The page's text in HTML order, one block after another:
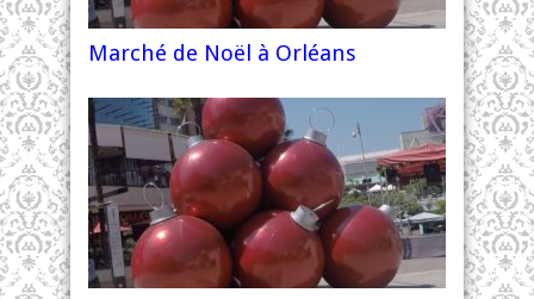
Marché de Noël à Orléans